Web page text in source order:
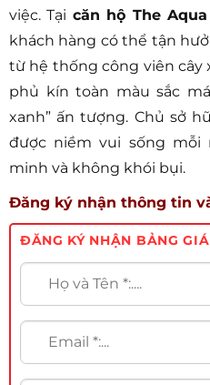
việc. Tại căn hộ The
khách hàng có thể tận
từ hệ thống công viên cây
phủ kín toàn màu sắc
xanh” ấn tượng. Chủ sở
được niềm vui sống mỗi
minh và không khói bụi.
Đăng ký nhận thông tin
ĐĂNG KÝ NHẬN BẢNG GIÁ